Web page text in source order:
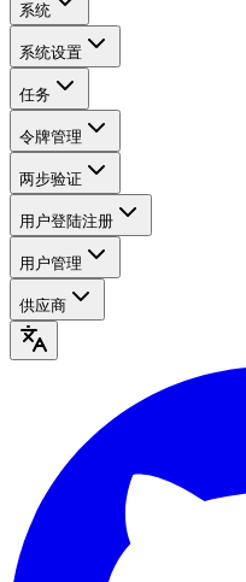
系统
系统设置
任务
令牌管理
两步验证
用户登陆注册
用户管理
供应商